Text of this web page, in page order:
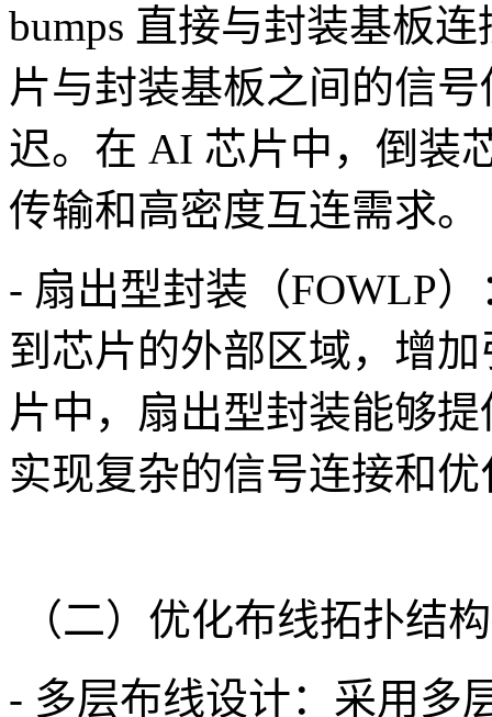
bumps 直接与封装基板
片与封装基板之间的信
迟。在 AI 芯片中，倒装
传输和高密度互连需求。
- 扇出型封装（FOWLP
到芯片的外部区域，增
片中，扇出型封装能够
实现复杂的信号连接和
（二）优化布线拓扑结构
- 多层布线设计：采用多